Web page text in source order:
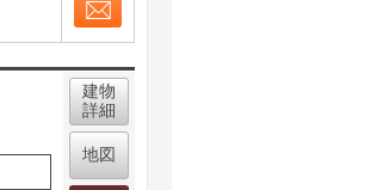
建物
詳細
地図